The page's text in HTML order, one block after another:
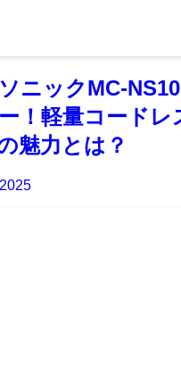
ニックMC-
！軽量コードレ
魅力とは？